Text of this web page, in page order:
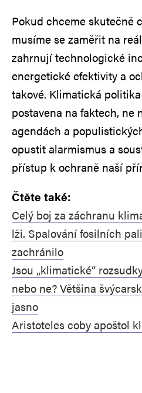
Pokud chceme skutečně
musíme se zaměřit na
zahrnují technologické
energetické efektivity a
takové. Klimatická
postavena na faktech, ne
agendách a
opustit alarmismus a
přístup k ochraně naší
Čtěte také:
Celý boj za záchranu
lži. Spalování fosilních
zachránilo
Jsou „klimatické“
nebo ne? Většina
jasno
Aristoteles coby apoštol